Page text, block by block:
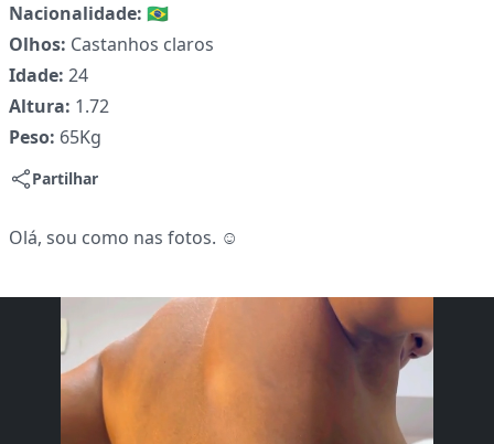
Nacionalidade: 🇧🇷
Olhos: Castanhos claros
Idade: 24
Altura: 1.72
Peso: 65Kg
Partilhar
Olá, sou como nas fotos. ☺️